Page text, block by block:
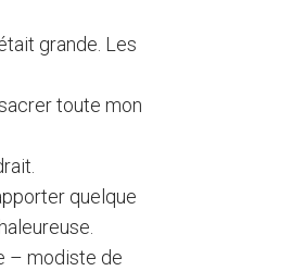
grande. Les
toute mon
quelque
– modiste de